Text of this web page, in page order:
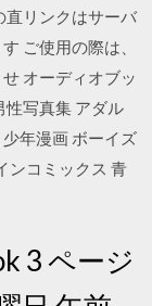
直リンクはサーバ
ご使用の際は、
オーディオブッ
性写真集 アダル
年漫画 ボーイズ
ンコミックス 青
3 ページ